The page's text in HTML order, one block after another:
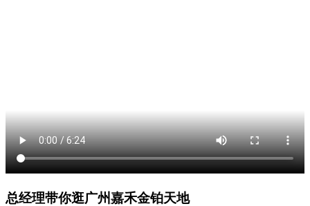
总经理带你逛广州嘉禾金铂天地